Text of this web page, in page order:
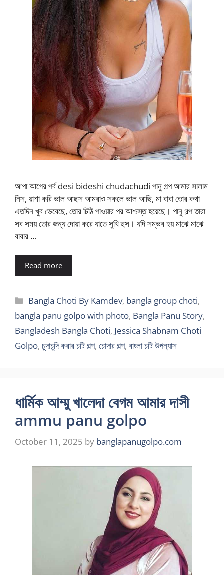
আপা আগের পর্ব desi bideshi chudachudi পানু গল্প আমার সালাম
নিস, য়াশা করি ভাল আছস আমরাও সকলে ভাল আছি, মা বাবা তোর কথা
এতদিন খুব ভেবেছে, তোর চিঠি পাওয়ার পর আশ্চস্ত হয়েছে। পানু গল্প তারা
সব সময় তোর জন্য দোয়া করে যাতে সুখি হুস। যদি সম্ভব হয় মাঝে মাঝে
বাবার …
Read more
Categories
Bangla Choti By Kamdev, bangla group choti,
bangla panu golpo with photo, Bangla Panu Story,
Bangladesh Bangla Choti, Jessica Shabnam Choti
Golpo, চুদাচুদি করার চটি গল্প, চোদার গল্প, বাংলা চটি উপন্যাস
ধার্মিক আম্মু খালেদা বেগম আমার দাসী
ammu panu golpo
October 11, 2025 by banglapanugolpo.com